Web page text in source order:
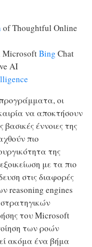
of Thoughtful Online
MicrosoftBing Chat
AI
οι
να αποκτήσουν
έννοιες της
πιο
της
με τα πιο
στις διαφορές
reasoning engines
του Microsoft
των ροών
ακόμα ένα βήμα